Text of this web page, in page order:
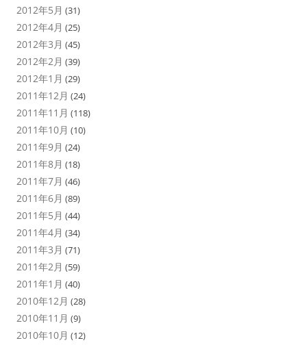
2012年5月 (31)
2012年4月 (25)
2012年3月 (45)
2012年2月 (39)
2012年1月 (29)
2011年12月 (24)
2011年11月 (118)
2011年10月 (10)
2011年9月 (24)
2011年8月 (18)
2011年7月 (46)
2011年6月 (89)
2011年5月 (44)
2011年4月 (34)
2011年3月 (71)
2011年2月 (59)
2011年1月 (40)
2010年12月 (28)
2010年11月 (9)
2010年10月 (12)